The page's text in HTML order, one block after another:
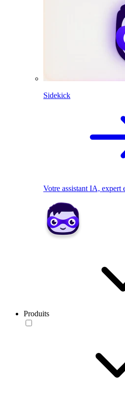
Sidekick
Votre assistant IA, expert
Produits